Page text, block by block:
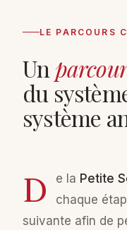
LE PARCOURS
Un
du
système
De la Petite
chaque
suivante afin de